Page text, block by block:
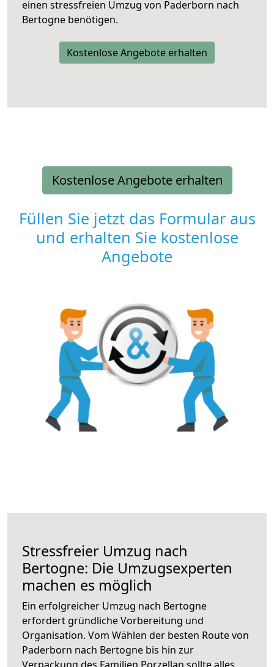
einen stressfreien Umzug von Paderborn nach
Bertogne benötigen.
Kostenlose Angebote erhalten
Kostenlose Angebote erhalten
Füllen Sie jetzt das Formular aus
und erhalten Sie kostenlose
Angebote
Stressfreier Umzug nach
Bertogne: Die Umzugsexperten
machen es möglich
Ein erfolgreicher Umzug nach Bertogne
erfordert gründliche Vorbereitung und
Organisation. Vom Wählen der besten Route von
Paderborn nach Bertogne bis hin zur